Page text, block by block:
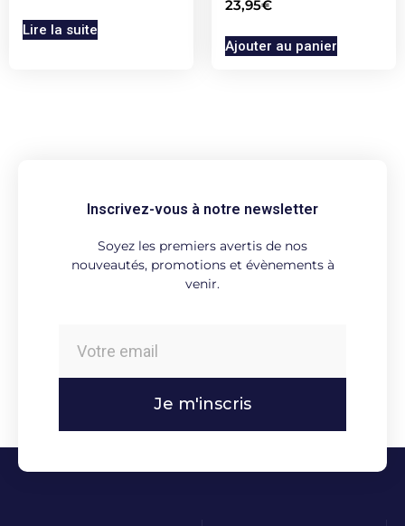
Lire la suite
23,95€
Ajouter au panier
Inscrivez-vous à notre newsletter
Soyez les premiers avertis de nos
nouveautés, promotions et évènements à
venir.
Je m'inscris